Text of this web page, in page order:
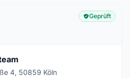
Geprüft
4, 50859 Köln